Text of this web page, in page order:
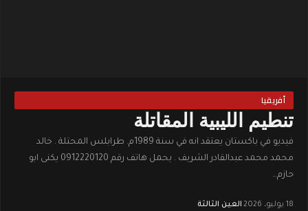
أفريقيا
تنطيم الليبية المقاتلة
فيديو في باكستان يعتقد انه في سنة 1989م. طرابلس المحتلة . خالد
محمد محمد عبدالقادر الشريف . يحمل هاتف رقم 0912220120 يكنى ابو
حازم…
18 يوليو، 2026 العين الثالثة